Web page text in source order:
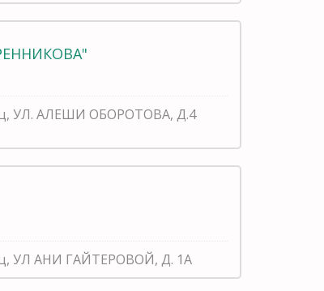
УЛ. АЛЕШИ ОБОРОТОВА, Д.4
УЛ АНИ ГАЙТЕРОВОЙ, Д. 1А